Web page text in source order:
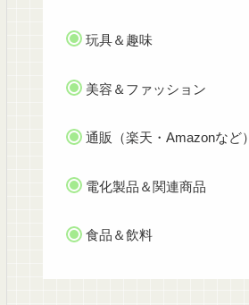
玩具＆趣味
美容＆ファッション
通販（楽天・Amazonなど）
電化製品＆関連商品
食品＆飲料